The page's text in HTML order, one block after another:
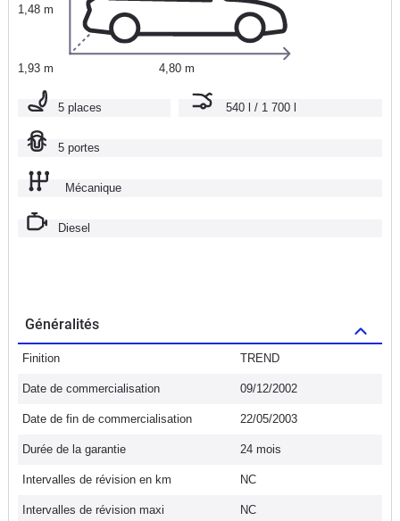
1,48 m
1,93 m 4,80 m
5 places 540 l / 1 700 l
5 portes
Mécanique
Diesel
Généralités
Finition TREND
Date de commercialisation 09/12/2002
Date de fin de commercialisation 22/05/2003
Durée de la garantie 24 mois
Intervalles de révision en km NC
Intervalles de révision maxi NC